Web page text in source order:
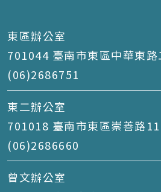
東區辦公室
701044 臺南市東區中華東
(06)2686751
東二辦公室
701018 臺南市東區崇善路
(06)2686660
曾文辦公室